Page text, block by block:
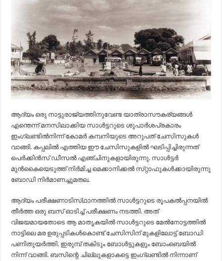
ആദ്യം ഒരു നാട്ടുരാജ്യത്തിനുവേണ്ട യാത്രാസൗകര്യങ്ങള്‍
എന്തെന്ന്‌ മനസിലാക്കിയ സാള്‍ട്ടറുടെ ശുപാര്‍ശപ്രകാരം
ഇംഗ്ലണ്ടില്‍നിന്ന്‌ കോമര്‍ കമ്പനിയുടെ അറുപത്‌ ചേസിസുകള്‍
വാങ്ങി. കപ്പലില്‍ എത്തിയ ഈ ചേസിസുകളില്‍ ഘടിപ്പിച്ചിരുന്നത്‌
പെര്‍ക്കിന്‍സ്‌ ഡീസല്‍ എഞ്ചിനുകളായിരുന്നു. സാള്‍ട്ടര്‍
മുന്‍കൈയെടുത്ത്‌ നിര്‍മിച്ച മെക്കാനിക്കല്‍ സ്‌റ്റാഫുകള്‍ക്കായിരുന്നു
ബോഡി നിര്‍മാണച്ചുമതല.
ആദ്യം പരീക്ഷണാടിസ്‌ഥാനത്തില്‍ സാള്‍ട്ടറുടെ രൂപകല്‍പ്പനയില്‍
തീര്‍ത്ത ഒരു ബസ്‌ ഓടിച്ച്‌ പരീക്ഷണം നടത്തി. അത്‌
വിജയമായതോടെ ആ മാതൃകയില്‍ സാള്‍ട്ടറുടെ മേല്‍നോട്ടത്തില്‍
നാട്ടിലെ മര ഉരുപ്പടികള്‍കൊണ്ട്‌ ചേസിസിന്‌ മുകളിലോട്ട്‌ ബോഡി
പണിതുയര്‍ത്തി. ഇരുമ്പ്‌ തകിടും ബോള്‍ട്ടുകളും ബോംബെയില്‍
നിന്ന്‌ വാങ്ങി. ബസിന്റെ ചില്ലുകളാകട്ടെ ഇംഗ്ലണ്ടില്‍ നിന്നാണ്‌